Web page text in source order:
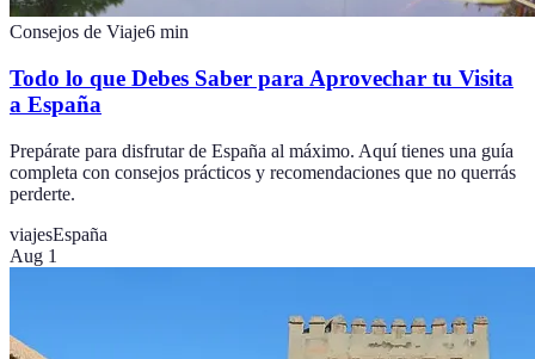
Consejos de Viaje6 min
Todo lo que Debes Saber para Aprovechar tu Visita
a España
Prepárate para disfrutar de España al máximo. Aquí tienes una guía
completa con consejos prácticos y recomendaciones que no querrás
perderte.
viajesEspaña
Aug 1